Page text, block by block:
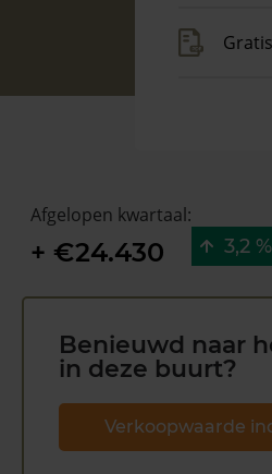
Afgelopen kwartaal:
+ €24.430 3,2 %
Benieuwd naar
in deze buurt?
Verkoopwaarde